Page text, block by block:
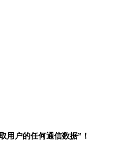
用户的任何通信数据”！